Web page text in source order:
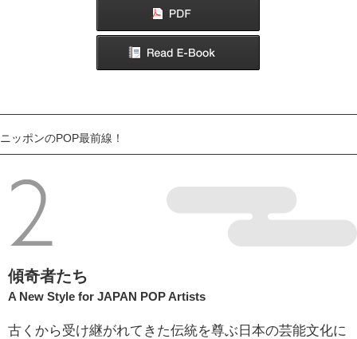
COVER ARTIST KASICO INTERVIEW
アニメの聖地はファンの心の中に
街歩きにっぽん
ニッポンのPOP最前線！
傾奇者たち
A New Style for JAPAN POP Artists
古くから受け継がれてきた伝統を尊ぶ日本の芸能文化に